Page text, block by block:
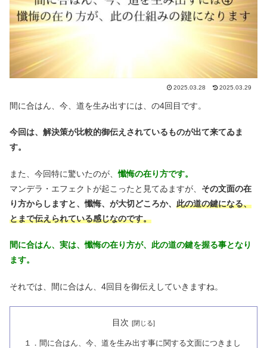
2025.03.28 2025.03.29
間に合はん、今、道を生み出すには、の4回目です。
今回は、解決策が比較的御伝えされているものが出て来てゐま
す。
また、今回特に驚いたのが、懺悔の在り方です。
マンデラ・エフェクトが起こったと見てゐますが、 その文面の在
り方からしますと、懺悔、が大切どころか、 此の道の鍵になる、
とまで伝えられている感じなのです。
間に合はん、実は、懺悔の在り方が、此の道の鍵を握る事となり
ます。
それでは、間に合はん、4回目を御伝えしていきますね。
目次
１．間に合はん、今、道を生み出す事に関する文面につきまし